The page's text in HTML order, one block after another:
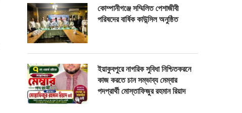
কোম্পানীগঞ্জে সম্মিলিত পেশাজীবী
পরিষদের বার্ষিক কাউন্সিল অনুষ্ঠিত
ইয়াকুবপুরে নাগরিক সুবিধা নিশ্চিতকরনে
কাজ করতে চান সম্ভাব্য মেম্বার
পদপ্রার্থী মোস্তাফিজুর রহমান রিয়াদ